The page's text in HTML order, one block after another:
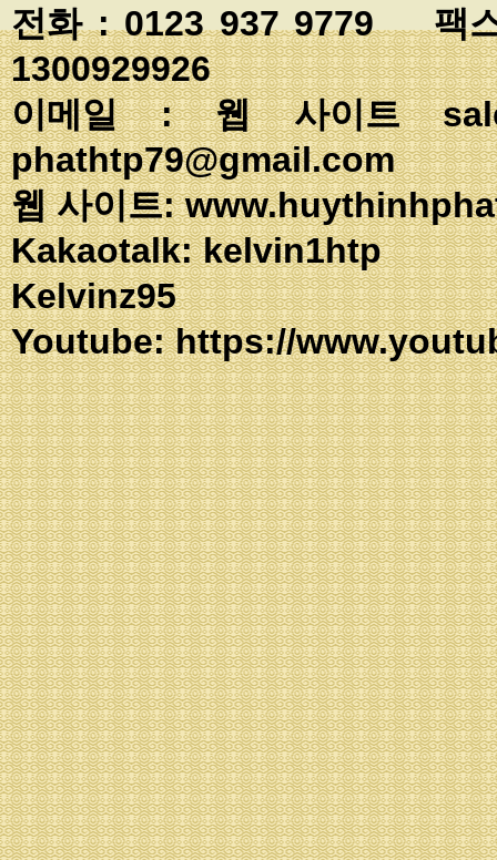
전화 : 0123 937 9779 팩
1300929926
이메일 : 웹 사이트
phathtp79@gmail.com
웹 사이트:
Kakaotalk:
Kelvinz95
Youtube:https://